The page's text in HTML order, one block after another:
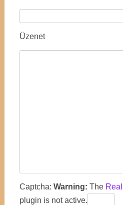
Üzenet
Captcha: Warning: The
plugin is not active.